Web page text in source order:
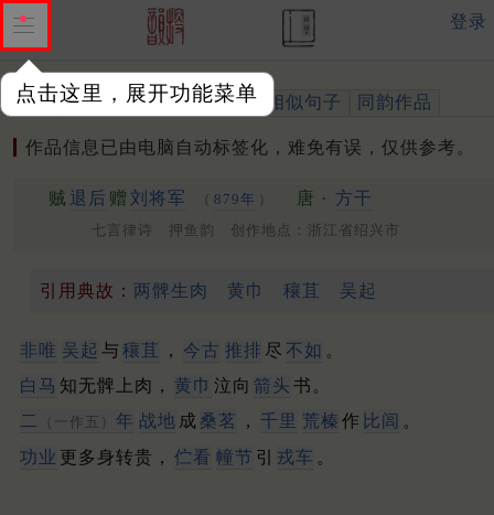
点击这里，展开功能菜单
登录
作品 标注四声 出处、引用 相似句子 同韵作品
作品信息已由电脑自动标签化，难免有误，仅供参考。
贼 退后 赠 刘将军 （ 879年 ） 唐 · 方干
七言律诗 押鱼韵 创作地点：浙江省绍兴市
引用典故： 两髀生肉 黄巾 穰苴 吴起
非唯 吴起 与 穰苴 ， 今古 推排 尽 不如 。
白马 知无髀上肉， 黄巾 泣向 箭头 书。
二
（一作五） 年 战地 成 桑茗 ， 千里 荒榛 作 比闾 。
功业 更多身转贵， 伫看 幢节 引 戎车 。